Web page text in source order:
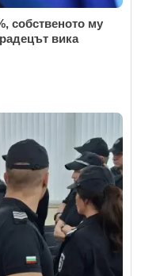
собственото му
вика